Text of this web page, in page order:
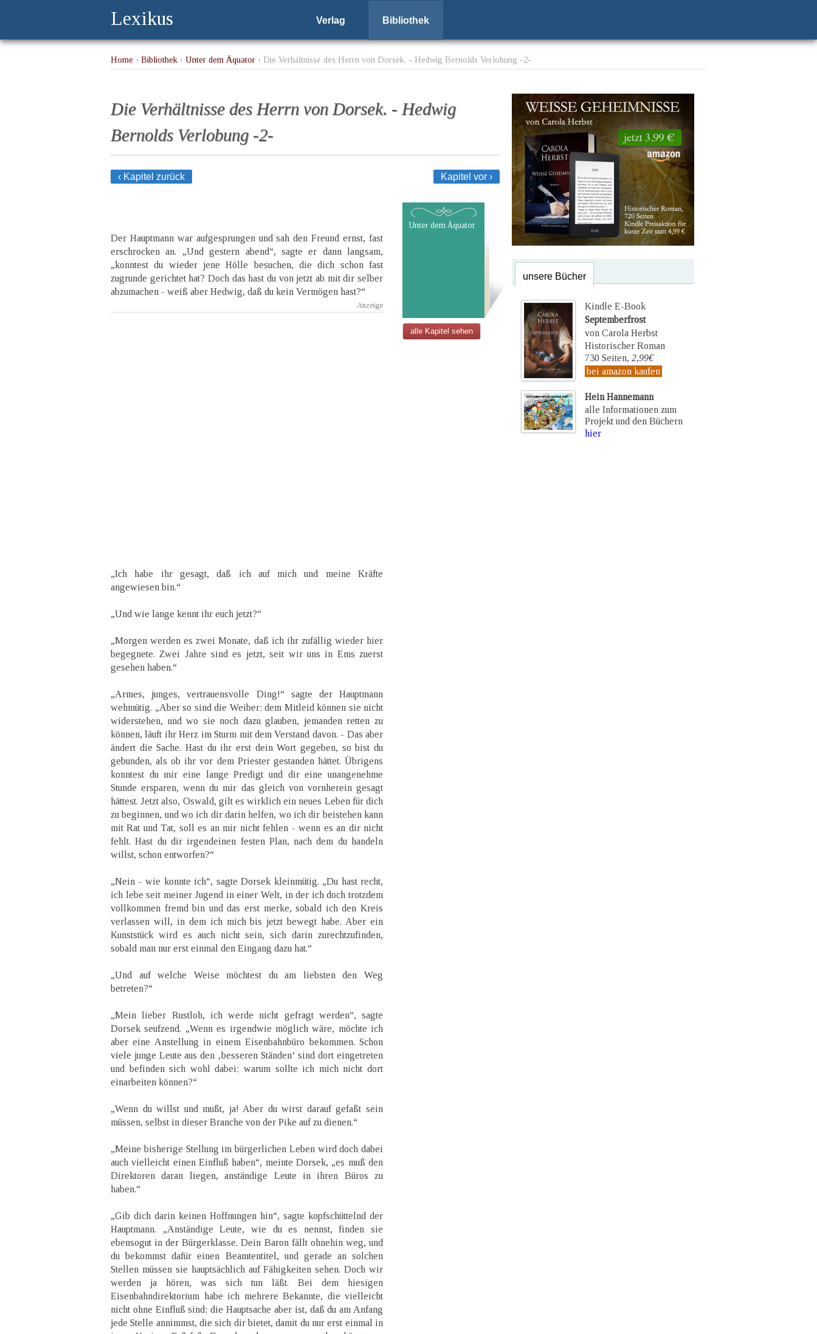
Lexikus Verlag Bibliothek
Home › Bibliothek › Unter dem Äquator › Die Verhältnisse des Herrn von Dorsek. - Hedwig Bernolds Verlobung -2-
Die Verhältnisse des Herrn von Dorsek. - Hedwig
Bernolds Verlobung -2-
‹ Kapitel zurück Kapitel vor ›
Der Hauptmann war aufgesprungen und sah den Freund ernst, fast
erschrocken an. „Und gestern abend“, sagte er dann langsam,
„konntest du wieder jene Hölle besuchen, die dich schon fast
zugrunde gerichtet hat? Doch das hast du von jetzt ab mit dir selber
abzumachen - weiß aber Hedwig, daß du kein Vermögen hast?“
„Ich habe ihr gesagt, daß ich auf mich und meine Kräfte
angewiesen bin.“
„Und wie lange kennt ihr euch jetzt?“
„Morgen werden es zwei Monate, daß ich ihr zufällig wieder hier
begegnete. Zwei Jahre sind es jetzt, seit wir uns in Ems zuerst
gesehen haben.“
„Armes, junges, vertrauensvolle Ding!“ sagte der Hauptmann
wehmütig. „Aber so sind die Weiber; dem Mitleid können sie nicht
widerstehen, und wo sie noch dazu glauben, jemanden retten zu
können, läuft ihr Herz im Sturm mit dem Verstand davon. - Das aber
ändert die Sache. Hast du ihr erst dein Wort gegeben, so bist du
gebunden, als ob ihr vor dem Priester gestanden hättet. Übrigens
konntest du mir eine lange Predigt und dir eine unangenehme
Stunde ersparen, wenn du mir das gleich von vornherein gesagt
hättest. Jetzt also, Oswald, gilt es wirklich ein neues Leben für dich
zu beginnen, und wo ich dir darin helfen, wo ich dir beistehen kann
mit Rat und Tat, soll es an mir nicht fehlen - wenn es an dir nicht
fehlt. Hast du dir irgendeinen festen Plan, nach dem du handeln
willst, schon entworfen?“
„Nein - wie konnte ich“, sagte Dorsek kleinmütig. „Du hast recht,
ich lebe seit meiner Jugend in einer Welt, in der ich doch trotzdem
vollkommen fremd bin und das erst merke, sobald ich den Kreis
verlassen will, in dem ich mich bis jetzt bewegt habe. Aber ein
Kunststück wird es auch nicht sein, sich darin zurechtzufinden,
sobald man nur erst einmal den Eingang dazu hat.“
„Und auf welche Weise möchtest du am liebsten den Weg
betreten?“
„Mein lieber Rustloh, ich werde nicht gefragt werden“, sagte
Dorsek seufzend. „Wenn es irgendwie möglich wäre, möchte ich
aber eine Anstellung in einem Eisenbahnbüro bekommen. Schon
viele junge Leute aus den ‚besseren Ständen‘ sind dort eingetreten
und befinden sich wohl dabei; warum sollte ich mich nicht dort
einarbeiten können?“
„Wenn du willst und mußt, ja! Aber du wirst darauf gefaßt sein
müssen, selbst in dieser Branche von der Pike auf zu dienen.“
„Meine bisherige Stellung im bürgerlichen Leben wird doch dabei
auch vielleicht einen Einfluß haben“, meinte Dorsek, „es muß den
Direktoren daran liegen, anständige Leute in ihren Büros zu
haben.“
„Gib dich darin keinen Hoffnungen hin“, sagte kopfschüttelnd der
Hauptmann. „Anständige Leute, wie du es nennst, finden sie
ebensogut in der Bürgerklasse. Dein Baron fällt ohnehin weg, und
du bekommst dafür einen Beamtentitel, und gerade an solchen
Stellen müssen sie hauptsächlich auf Fähigkeiten sehen. Doch wir
werden ja hören, was sich tun läßt. Bei dem hiesigen
Eisenbahndirektorium habe ich mehrere Bekannte, die vielleicht
nicht ohne Einfluß sind; die Hauptsache aber ist, daß du am Anfang
jede Stelle annimmst, die sich dir bietet, damit du nur erst einmal in
Unter dem Äquator
alle Kapitel sehen
unsere Bücher
Kindle E-Book
Septemberfrost
von Carola Herbst
Historischer Roman
730 Seiten, 2,99€
bei amazon kaufen
Hein Hannemann
alle Informationen zum
Projekt und den Büchern
hier